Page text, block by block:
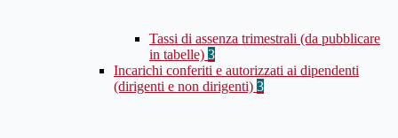
Tassi di assenza trimestrali (da pubblicare
in tabelle) 3
Incarichi conferiti e autorizzati ai dipendenti
(dirigenti e non dirigenti) 3